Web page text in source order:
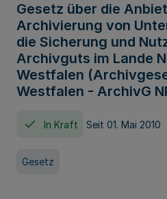
Gesetz über die
Archivierung von
die Sicherung und
Archivguts im Lande
Westfalen
Westfalen - ArchivG
In Kraft Seit 01. Mai 2010
Gesetz